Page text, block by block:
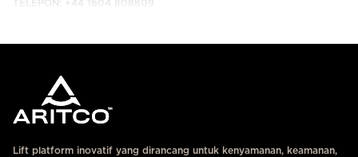
TELEPON: +44 1604 808809
Lift platform inovatif yang dirancang untuk kenyamanan, keamanan,